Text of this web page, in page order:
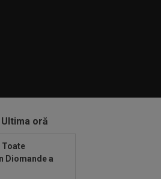
Ultima oră
Toate
Diomande a